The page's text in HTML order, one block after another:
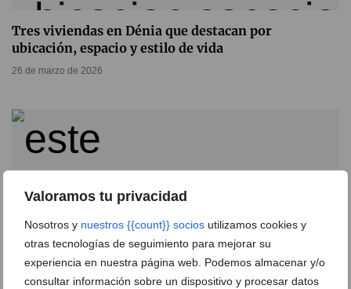
Valoramos tu privacidad
Nosotros y nuestros {{count}} socios utilizamos cookies y
otras tecnologías de seguimiento para mejorar su
experiencia en nuestra página web. Podemos almacenar y/o
consultar información sobre un dispositivo y procesar datos
Tres viviendas en Dénia que destacan por
ubicación, espacio y estilo de vida
26 de marzo de 2026